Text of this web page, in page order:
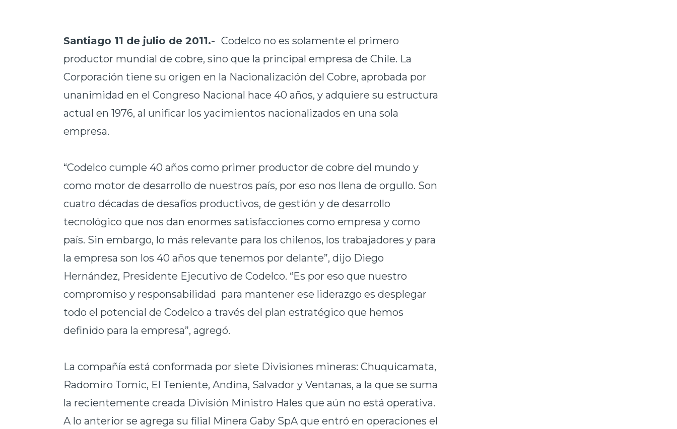
Santiago 11 de julio de 2011.-Codelco no es solamente el primero
productor mundial de cobre, sino que la principal empresa de Chile. La
Corporación tiene su origen en la Nacionalización del Cobre, aprobada por
unanimidad en el Congreso Nacional hace 40 años, y adquiere su estructura
actual en 1976, al unificar los yacimientos nacionalizados en una sola
empresa.
“Codelco cumple 40 años como primer productor de cobre del mundo y
como motor de desarrollo de nuestros país, por eso nos llena de orgullo. Son
cuatro décadas de desafíos productivos, de gestión y de desarrollo
tecnológico que nos dan enormes satisfacciones como empresa y como
país. Sin embargo, lo más relevante para los chilenos, los trabajadores y para
la empresa son los 40 años que tenemos por delante”, dijo Diego
Hernández, Presidente Ejecutivo de Codelco. “Es por eso que nuestro
compromiso y responsabilidad para mantener ese liderazgo es desplegar
todo el potencial de Codelco a través del plan estratégico que hemos
definido para la empresa”, agregó.
La compañía está conformada por siete Divisiones mineras: Chuquicamata,
Radomiro Tomic, El Teniente, Andina, Salvador y Ventanas, a la que se suma
la recientemente creada División Ministro Hales que aún no está operativa.
A lo anterior se agrega su filial Minera Gaby SpA que entró en operaciones el